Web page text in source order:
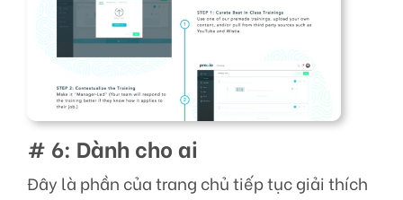
# 6: Dành cho ai
Đây là phần của trang chủ tiếp tục giải thích